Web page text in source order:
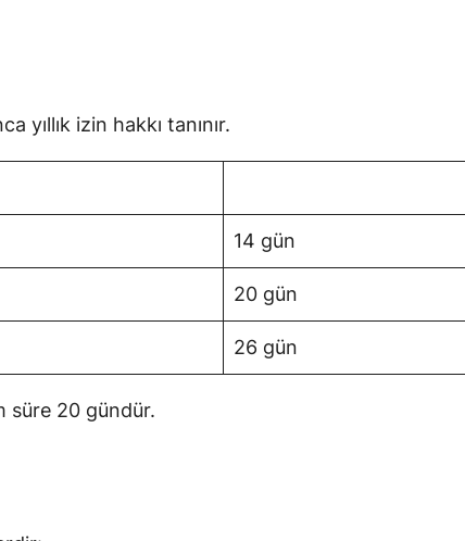
yıllık izin hakkı tanınır.
14 gün
20 gün
26 gün
süre 20 gündür.